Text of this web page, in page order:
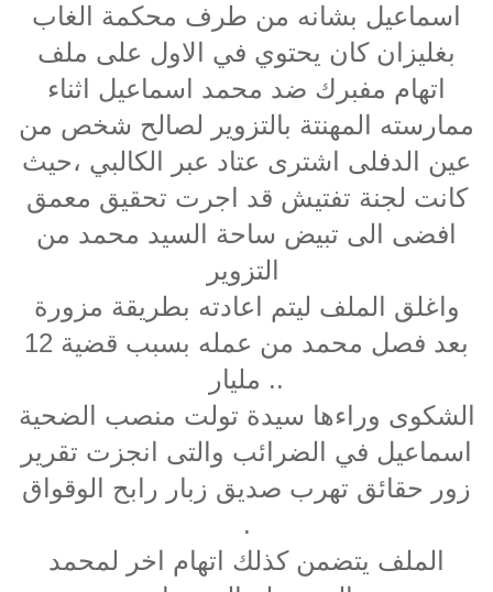
اسماعيل بشانه من طرف محكمة الغاب
بغليزان كان يحتوي في الاول على ملف
اتهام مفبرك ضد محمد اسماعيل اثناء
ممارسته المهنتة بالتزوير لصالح شخص من
عين الدفلى اشترى عتاد عبر الكالبي ،حيث
كانت لجنة تفتيش قد اجرت تحقيق معمق
افضى الى تبيض ساحة السيد محمد من
واغلق الملف ليتم اعادته بطريقة مزورة
بعد فصل محمد من عمله بسبب قضية 12
مليار ..
الشكوى وراءها سيدة تولت منصب الضحية
اسماعيل في الضرائب والتى انجزت تقرير
زور حقائق تهرب صديق زبار رابح الوقواق
.
الملف يتضمن كذلك اتهام اخر لمحمد